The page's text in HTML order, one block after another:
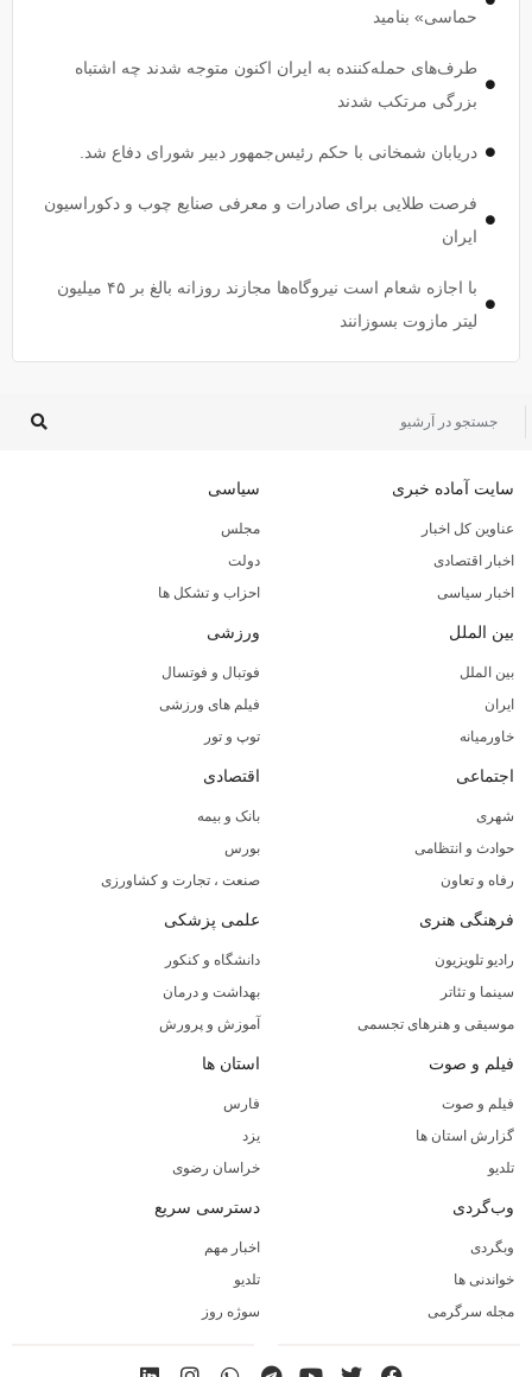
حماسی» بنامید
طرف‌های حمله‌کننده به ایران اکنون متوجه شدند چه اشتباه
بزرگی مرتکب شدند
دریابان شمخانی با حکم رئیس‌جمهور دبیر شورای دفاع شد.
فرصت طلایی برای صادرات و معرفی صنایع چوب و دکوراسیون
ایران
با اجازه شعام است نیروگاه‌ها مجازند روزانه بالغ بر ۴۵ میلیون
لیتر مازوت بسوزانند
سایت آماده خبری
عناوین کل اخبار
اخبار اقتصادی
اخبار سیاسی
سیاسی
مجلس
دولت
احزاب و تشکل ها
بین الملل
بین الملل
ایران
خاورمیانه
ورزشی
فوتبال و فوتسال
فیلم های ورزشی
توپ و تور
اجتماعی
شهری
حوادث و انتظامی
رفاه و تعاون
اقتصادی
بانک و بیمه
بورس
صنعت ، تجارت و کشاورزی
فرهنگی هنری
رادیو تلویزیون
سینما و تئاتر
موسیقی و هنرهای تجسمی
علمی پزشکی
دانشگاه و کنکور
بهداشت و درمان
آموزش و پرورش
فیلم و صوت
فیلم و صوت
گزارش استان ها
تلدیو
استان ها
فارس
یزد
خراسان رضوی
وب‌گردی
وبگردی
خواندنی ها
مجله سرگرمی
دسترسی سریع
اخبار مهم
تلدیو
سوژه روز